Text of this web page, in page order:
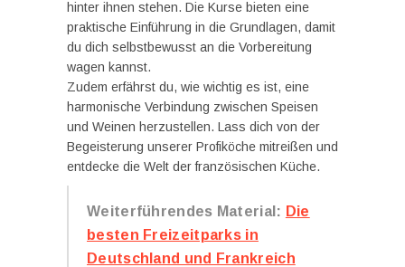
hinter ihnen stehen. Die Kurse bieten eine
praktische Einführung in die Grundlagen, damit
du dich selbstbewusst an die Vorbereitung
wagen kannst.
Zudem erfährst du, wie wichtig es ist, eine
harmonische Verbindung zwischen Speisen
und Weinen herzustellen. Lass dich von der
Begeisterung unserer Profiköche mitreißen und
entdecke die Welt der französischen Küche.
Weiterführendes Material: Die
besten Freizeitparks in
Deutschland und Frankreich